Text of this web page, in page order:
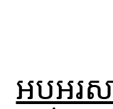
អបអរស